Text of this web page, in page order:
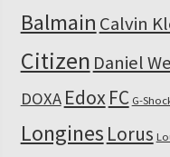
Balmain Calvin
Citizen Daniel
DOXA EdoxFC G-
Longines Lorus